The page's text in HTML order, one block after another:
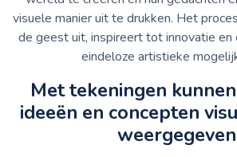
visuele manier uit te drukken. Het
de geest uit, inspireert tot innovatie en
eindeloze artistieke
Met tekeningen
ideeën en concepten